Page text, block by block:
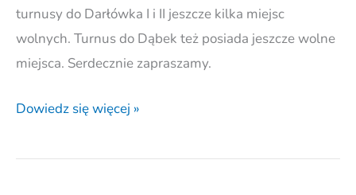
turnusy do Darłówka I i II jeszcze kilka miejsc
wolnych. Turnus do Dąbek też posiada jeszcze wolne
miejsca. Serdecznie zapraszamy.
Dowiedz się więcej »